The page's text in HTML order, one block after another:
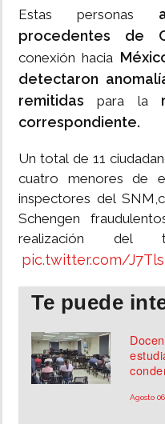
Estas personas
procedentes de
conexión hacia
detectaron
remitidas para la
correspondiente.
Un total de 11
cuatro menores de
inspectores del
Schengen
realización del
pic.twitter.com/
Te puede
Agosto